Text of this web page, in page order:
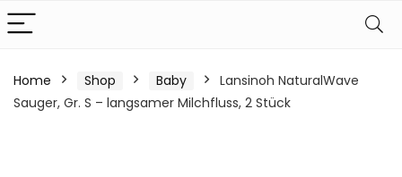
Home Shop Baby
Lansinoh NaturalWave
Sauger, Gr. S – langsamer Milchfluss, 2 Stück